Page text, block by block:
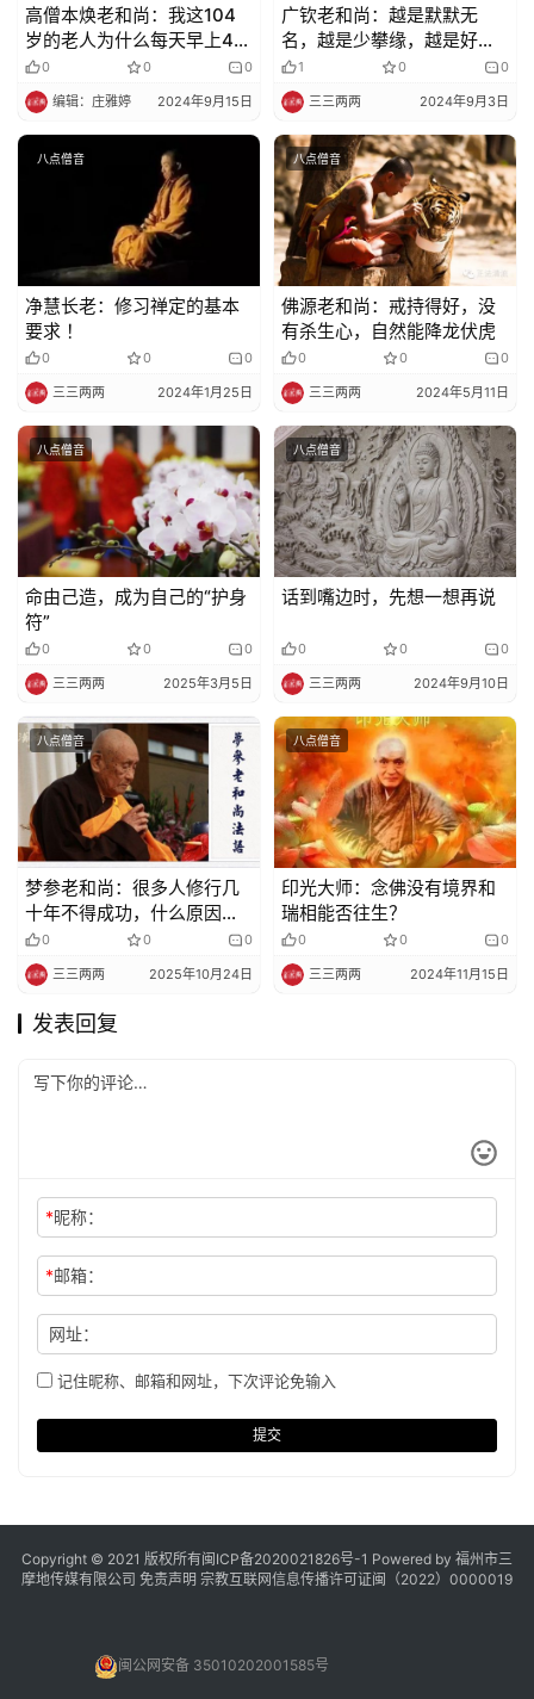
高僧本焕老和尚：我这104
岁的老人为什么每天早上4点
18分起床？
0 0 0
编辑：庄雅婷 2024年9月15日
广钦老和尚：越是默默无
名，越是少攀缘，越是好用
功1 0 0
三三两两 2024年9月3日
八点僧音
净慧长老：修习禅定的基本
要求 ！
0 0 0
三三两两 2024年1月25日
八点僧音
佛源老和尚：戒持得好，没
有杀生心，自然能降龙伏虎
0 0 0
三三两两 2024年5月11日
八点僧音
命由己造，成为自己的“护身
符”
0 0 0
三三两两 2025年3月5日
八点僧音
话到嘴边时，先想一想再说
0 0 0
三三两两 2024年9月10日
八点僧音
梦参老和尚：很多人修行几
十年不得成功，什么原因
呢？
0 0 0
三三两两 2025年10月24日
八点僧音
印光大师：念佛没有境界和
瑞相能否往生？
0 0 0
三三两两 2024年11月15日
发表回复
*昵称：
*邮箱：
网址：
记住昵称、邮箱和网址，下次评论免输入
提交
Copyright © 2021 版权所有闽ICP备2020021826号-1 Powered by 福州市三
摩地传媒有限公司 免责声明 宗教互联网信息传播许可证闽（2022）0000019
闽公网安备 35010202001585号